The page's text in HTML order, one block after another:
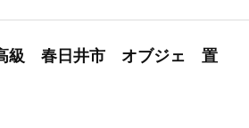
級 春日井市 オブジェ 置